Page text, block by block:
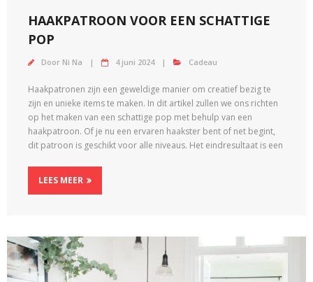
HAAKPATROON VOOR EEN SCHATTIGE
POP
Door Ni Na 4 juni 2024 Cadeau
Haakpatronen zijn een geweldige manier om creatief bezig te
zijn en unieke items te maken. In dit artikel zullen we ons richten
op het maken van een schattige pop met behulp van een
haakpatroon. Of je nu een ervaren haakster bent of net begint,
dit patroon is geschikt voor alle niveaus. Het eindresultaat is een
LEES MEER